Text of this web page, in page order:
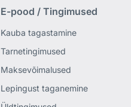
E-pood / Tingimused
Kauba tagastamine
Tarnetingimused
Maksevõimalused
Lepingust taganemine